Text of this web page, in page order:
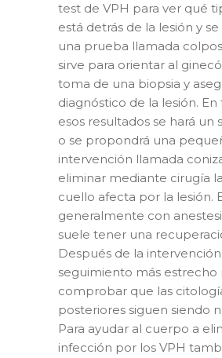
test de VPH para ver qué
está detrás de la lesión y
una prueba llamada
sirve para orientar al
toma de una biopsia y
diagnóstico de la lesión.
esos resultados se hará un
o se propondrá una
intervención llamada
eliminar mediante cirugía
cuello afecta por la lesión.
generalmente con
suele tener una
Después de la
seguimiento más estrecho
comprobar que las
posteriores siguen siendo
Para ayudar al cuerpo a
infección por los VPH